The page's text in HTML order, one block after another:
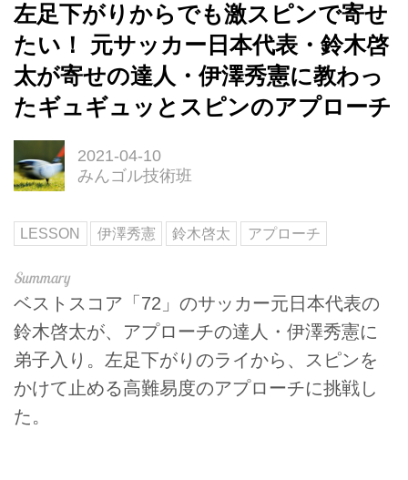
左足下がりからでも激スピンで寄せ
たい！ 元サッカー日本代表・鈴木啓
太が寄せの達人・伊澤秀憲に教わっ
たギュギュッとスピンのアプローチ
2021-04-10
みんゴル技術班
LESSON 伊澤秀憲 鈴木啓太 アプローチ
ベストスコア「72」のサッカー元日本代表の
鈴木啓太が、アプローチの達人・伊澤秀憲に
弟子入り。左足下がりのライから、スピンを
かけて止める高難易度のアプローチに挑戦し
た。